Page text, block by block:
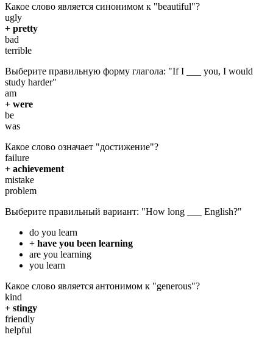
Какое слово является синонимом к "beautiful"?
ugly
+ pretty
bad
terrible
Выберите правильную форму глагола: "If I ___ you, I would
study harder"
am
+ were
be
was
Какое слово означает "достижение"?
failure
+ achievement
mistake
problem
Выберите правильный вариант: "How long ___ English?"
do you learn
+ have you been learning
are you learning
you learn
Какое слово является антонимом к "generous"?
kind
+ stingy
friendly
helpful